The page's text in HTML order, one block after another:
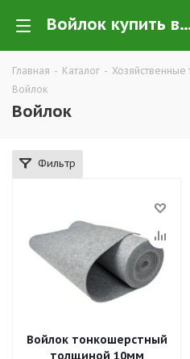
Войлок купить в Екатеринбурге по низким ценам оптом —
Главная - Каталог - Хозяйственные
Войлок
Войлок
Фильтр
Войлок тонкошерстный
толщиной 10мм